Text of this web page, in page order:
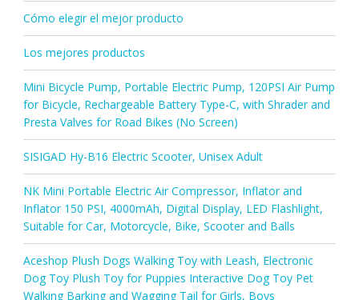
Cómo elegir el mejor producto
Los mejores productos
Mini Bicycle Pump, Portable Electric Pump, 120PSI Air Pump
for Bicycle, Rechargeable Battery Type-C, with Shrader and
Presta Valves for Road Bikes (No Screen)
SISIGAD Hy-B16 Electric Scooter, Unisex Adult
NK Mini Portable Electric Air Compressor, Inflator and
Inflator 150 PSI, 4000mAh, Digital Display, LED Flashlight,
Suitable for Car, Motorcycle, Bike, Scooter and Balls
Aceshop Plush Dogs Walking Toy with Leash, Electronic
Dog Toy Plush Toy for Puppies Interactive Dog Toy Pet
Walking Barking and Wagging Tail for Girls, Boys